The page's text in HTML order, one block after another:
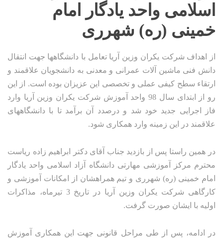
اسلامی واحد یادگار امام
خمینی (ره) شهرری
از اهداف شرکت یکران وزین آریا تعامل با دانشگاه­ها جهت انتقال
دانش فنی ماشین آلات عمرانی و معدنی به دانشجویان علاقمند و
ارتقاء سطح کیفی عملی و تخصصی این عزیزان بوده است. از این
رو از ابتدای سال 98 واحد آموزش شرکت یکران وزین آریا وارد
فاز اجرایی جدید خود شد و درصدد آن برآمد تا با دانشگاه­های
علاقمند در این زمینه وارد همکاری شود.
در همین راستا پس از بازدید جناب آقای دکتر ابراهیم زاده ریاست
محترم مرکز آموزشی مهارتی دانشگاه آزاد اسلامی واحد یادگار
امام خمینی (ره) شهرری و تیم همراهشان از امکانات آموزشی و
کارگاهی شرکت یکران وزین آریا در تاریخ 3 تیرماه، مذاکرات
اولیه با ایشان صورت گرفت.
در ادامه، پس از طی مراحل قانونی جهت این همکاری آموزش